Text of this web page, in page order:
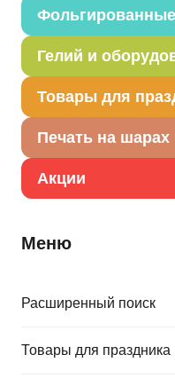
Гелий и
Товары для
Печать на шарах
Акции
Меню
Расширенный поиск
Товары для праздника
нежно матовый
использования в
Товар из коллекции
Е 12"
в